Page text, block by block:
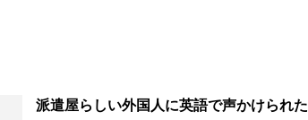
派遣屋らしい外国人に英語で声かけられた